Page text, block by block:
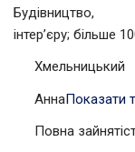
інтер’єру; більше
Хмельницький
АннаПоказати
Повна